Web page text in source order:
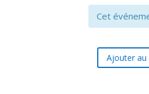
Cet
Ajouter au